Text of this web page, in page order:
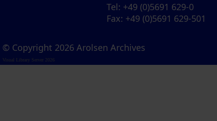
Tel: +49 (0)5691 629-0
Fax: +49 (0)5691 629-501
© Copyright 2026 Arolsen Archives
Visual Library Server 2026